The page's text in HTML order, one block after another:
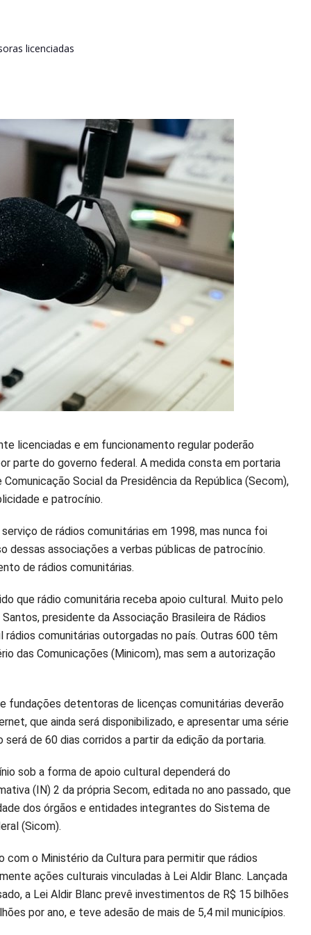
licenciadas
licenciadas e em funcionamento regular poderão
parte do governo federal. A medida consta em portaria
Social da Presidência da República (Secom),
e patrocínio.
de rádios comunitárias em 1998, mas nunca foi
dessas associações a verbas públicas de patrocínio.
de rádios comunitárias.
que rádio comunitária receba apoio cultural. Muito pelo
presidente da Associação Brasileira de Rádios
rádios comunitárias outorgadas no país. Outras 600 têm
das Comunicações (Minicom), mas sem a autorização
fundações detentoras de licenças comunitárias deverão
que ainda será disponibilizado, e apresentar uma série
de 60 dias corridos a partir da edição da portaria.
sob a forma de apoio cultural dependerá do
(IN) 2 da própria Secom, editada no ano passado, que
dos órgãos e entidades integrantes do Sistema de
(Sicom).
o Ministério da Cultura para permitir que rádios
ações culturais vinculadas à Lei Aldir Blanc. Lançada
a Lei Aldir Blanc prevê investimentos de R$ 15 bilhões
por ano, e teve adesão de mais de 5,4 mil municípios.